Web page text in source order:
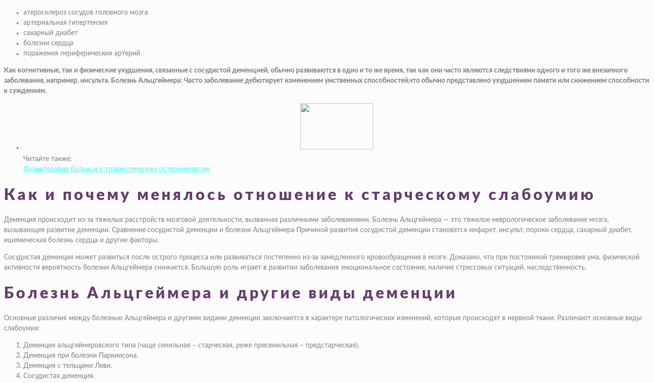
атеросклероз сосудов головного мозга
артериальная гипертензия
сахарный диабет
болезни сердца
поражения периферических артерий
Как когнитивные, так и физические ухудшения, связанные с сосудистой деменцией, обычно развиваются в одно и то же время, так как они часто являются следствиями одного и того же внезапного
заболевания, например, инсульта. Болезнь Альцгеймера: Часто заболевание дебютирует изменением умственных способностей,что обычно представлено ухудшением памяти или снижением способности
к суждениям.
Читайте также:
Физиотерапия больных с травматическим остеомиелитом
Как и почему менялось отношение к старческому слабоумию
Деменция происходит из-за тяжелых расстройств мозговой деятельности, вызванная различными заболеваниями. Болезнь Альцгеймера — это тяжелое неврологическое заболевание мозга,
вызывающее развитие деменции. Сравнение сосудистой деменции и болезни Альцгеймера Причиной развития сосудистой деменции становятся инфаркт, инсульт, пороки сердца, сахарный диабет,
ишемическая болезнь сердца и другие факторы.
Сосудистая деменция может развиться после острого процесса или развиваться постепенно из-за замедленного кровообращения в мозге. Доказано, что при постоянной тренировке ума, физической
активности вероятность болезни Альцгеймера снижается. Большую роль играет в развитии заболевания эмоциональное состояние, наличие стрессовых ситуаций, наследственность.
Болезнь Альцгеймера и другие виды деменции
Основные различия между болезнью Альцгеймера и другими видами деменции заключаются в характере патологических изменений, которые происходят в нервной ткани. Различают основные виды
слабоумия:
Деменция альцгеймеровского типа (чаще сенильная – старческая, реже пресенильная – предстарческая).
Деменция при болезни Паркинсона.
Деменция с тельцами Леви.
Сосудистая деменция.